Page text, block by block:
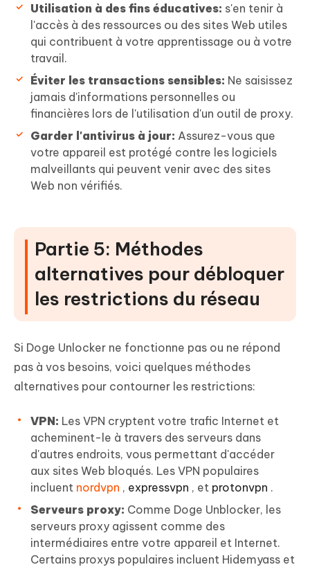
Utilisation à des fins éducatives: s'en tenir à
l'accès à des ressources ou des sites Web utiles
qui contribuent à votre apprentissage ou à votre
travail.
Éviter les transactions sensibles: Ne saisissez
jamais d'informations personnelles ou
financières lors de l'utilisation d'un outil de proxy.
Garder l'antivirus à jour: Assurez-vous que
votre appareil est protégé contre les logiciels
malveillants qui peuvent venir avec des sites
Web non vérifiés.
Partie 5: Méthodes
alternatives pour débloquer
les restrictions du réseau
Si Doge Unlocker ne fonctionne pas ou ne répond
pas à vos besoins, voici quelques méthodes
alternatives pour contourner les restrictions:
VPN: Les VPN cryptent votre trafic Internet et
acheminent-le à travers des serveurs dans
d'autres endroits, vous permettant d'accéder
aux sites Web bloqués. Les VPN populaires
incluent nordvpn , expressvpn , et protonvpn .
Serveurs proxy: Comme Doge Unblocker, les
serveurs proxy agissent comme des
intermédiaires entre votre appareil et Internet.
Certains proxys populaires incluent Hidemyass et